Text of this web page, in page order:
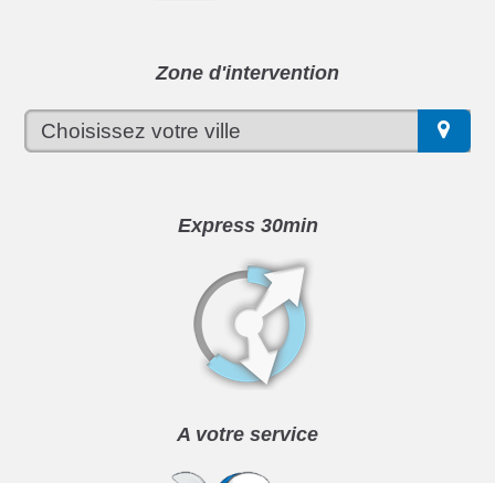
Zone d'intervention
Express 30min
A votre service